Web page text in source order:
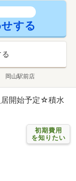
する
岡山駅前店
居開始予定☆積水
初期費用
を知りたい